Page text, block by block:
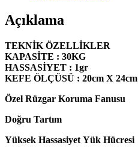
Açıklama
TEKNİK ÖZELLİKLER
KAPASİTE : 30KG
HASSASİYET : 1gr
KEFE ÖLÇÜSÜ : 20cm X 24cm
Özel Rüzgar Koruma Fanusu
Doğru Tartım
Yüksek Hassasiyet Yük Hücresi